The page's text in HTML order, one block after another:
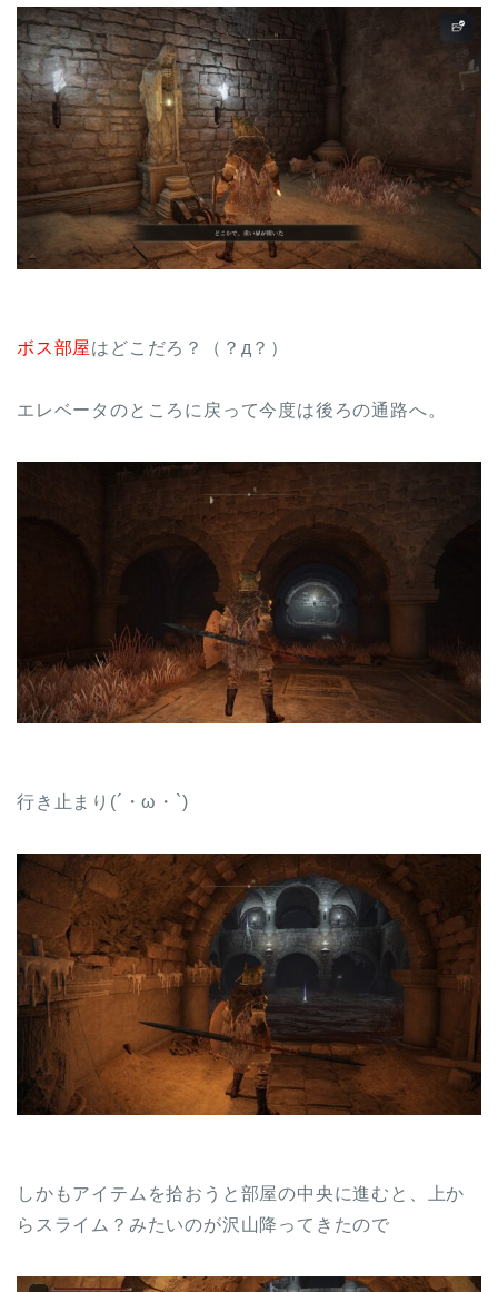
ボス部屋はどこだろ？（？д？）
エレベータのところに戻って今度は後ろの通路へ。
行き止まり(´・ω・`)
しかもアイテムを拾おうと部屋の中央に進むと、上か
らスライム？みたいのが沢山降ってきたので